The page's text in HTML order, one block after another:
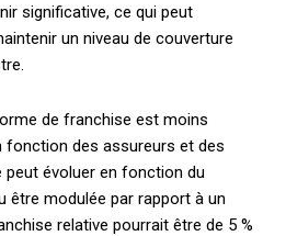
significative, ce qui peut
un niveau de couverture
de franchise est moins
fonction des assureurs et des
peut évoluer en fonction du
modulée par rapport à un
relative pourrait être de 5 %